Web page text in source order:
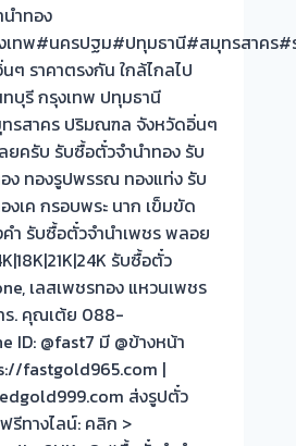
ำทอง
เทพ#นครปฐม#ปทุมธานี#สมุทรสาคร#
ๆ ราคาตรงกัน ใกล้ไกลไป
บุรี กรุงเทพ ปทุมธานี
รสาคร ปริมณฑล จังหวัดอิ่นๆ
ยครับ รับซื้อตั๋วจำนำทอง รับ
ง ทองรูปพรรณ ทองแท่ง รับ
งเค กรอบพระ นาก เข็มขัด
ำ รับซื้อตั๋วจำนำเพชร พลอย
รับซื้อตั๋ว
เลสเพชรทอง แหวนเพชร
ร. คุณเต้ย 088-
ID: @fast7 มี @ข้างหน้า
fastgold965.com |
ส่งรูปตั๋ว
ฟรีทางไลน์: คลิก >